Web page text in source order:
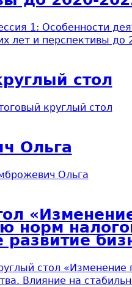
1: Особенности
лет и перспективы до
стол
круглый стол
Ольга
Ольга
норм
развитие
стол «Изменение
Влияние на